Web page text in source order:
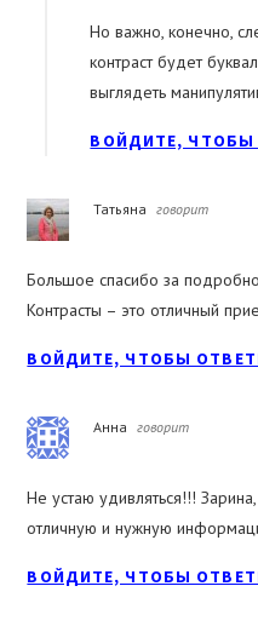
Но важно, конечно,
контраст будет
выглядеть
ВОЙДИТЕ, ЧТОБЫ
Татьяна говорит
Большое спасибо за
Контрасты – это отличный
ВОЙДИТЕ, ЧТОБЫ
Анна говорит
Не устаю удивляться!!!
отличную и нужную
ВОЙДИТЕ, ЧТОБЫ